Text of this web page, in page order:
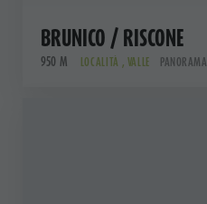
BRUNICO / RISCONE
950 M LOCALITÀ , VALLE PANORAMA